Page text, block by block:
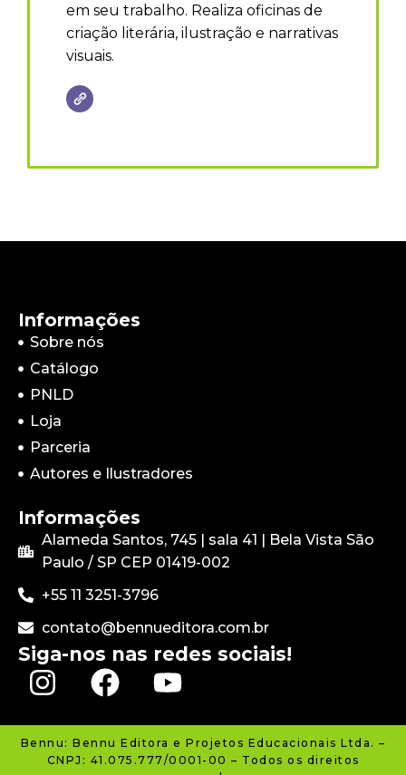
em seu trabalho. Realiza oficinas de
criação literária, ilustração e narrativas
visuais.
Informações
Sobre nós
Catálogo
PNLD
Loja
Parceria
Autores e Ilustradores
Informações
Alameda Santos, 745 | sala 41 | Bela Vista São
Paulo / SP CEP 01419-002
+55 11 3251-3796
contato@bennueditora.com.br
Siga-nos nas redes sociais!
Bennu: Bennu Editora e Projetos Educacionais Ltda. –
CNPJ: 41.075.777/0001-00 – Todos os direitos